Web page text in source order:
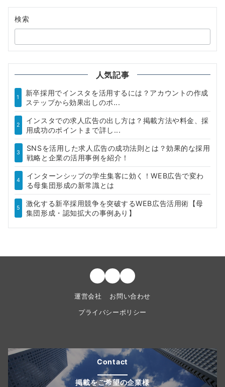
検索
人気記事
1
新卒採用でインスタを活用するには？アカウントの作成
ステップから効果出しのポ...
2
インスタでの求人広告の出し方は？掲載方法や料金、採
用成功のポイントまで詳し...
3
SNSを活用した求人広告の成功法則とは？効果的な採用
戦略と企業の活用事例を紹介！
4
インターンシップの学生集客に効く！WEB広告で変わ
る母集団形成の新常識とは
5
激化する新卒採用競争を突破するWEB広告活用術【母
集団形成・認知拡大の事例あり】
運営会社 お問い合わせ
プライバシーポリシー
Contact
掲載をご希望の企業様